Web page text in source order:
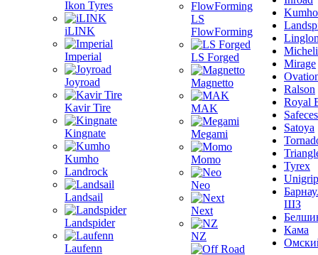
Ikon Tyres
iLINK
Imperial
Joyroad
Kavir Tire
Kingnate
Kumho
Landrock
Landsail
Landspider
Laufenn
LS
FlowForming
LS Forged
Magnetto
MAK
Megami
Momo
Neo
Next
NZ
Kumho
Mirage
Ralson
Royal
Satoya
Tyrex
Unigrip
ШЗ
Кама